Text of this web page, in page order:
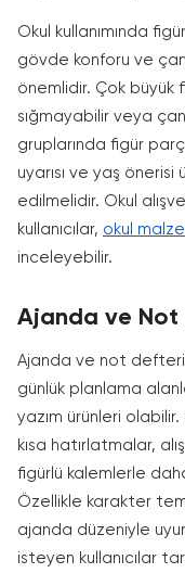
Okul kullanımında
gövde konforu ve
önemlidir. Çok büyük
sığmayabilir veya
gruplarında figür
uyarısı ve yaş önerisi
edilmelidir. Okul
kullanıcılar, okul
inceleyebilir.
Ajanda ve Not
Ajanda ve not defteri
günlük planlama
yazım ürünleri
kısa hatırlatmalar,
figürlü kalemlerle
Özellikle karakter
ajanda düzeniyle
isteyen kullanıcılar